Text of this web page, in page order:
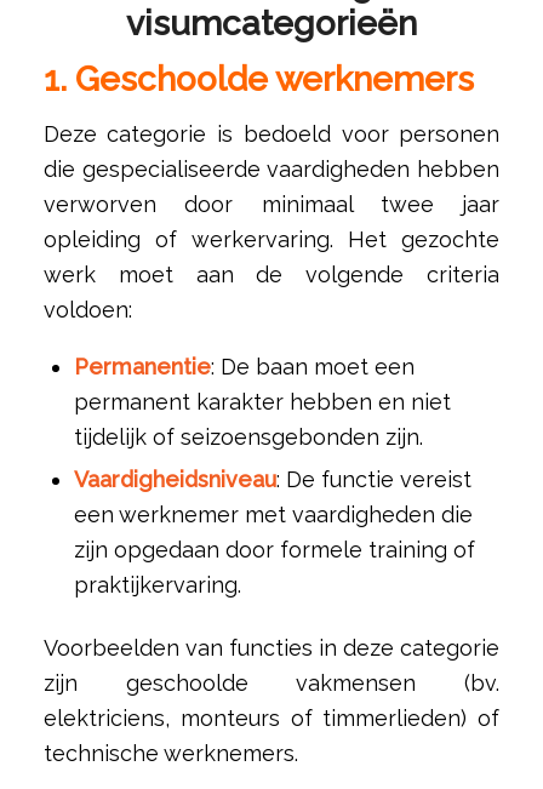
visumcategorieën
1. Geschoolde werknemers
Deze categorie is bedoeld voor personen
die gespecialiseerde vaardigheden hebben
verworven door minimaal twee jaar
opleiding of werkervaring. Het gezochte
werk moet aan de volgende criteria
voldoen:
Permanentie: De baan moet een
permanent karakter hebben en niet
tijdelijk of seizoensgebonden zijn.
Vaardigheidsniveau: De functie vereist
een werknemer met vaardigheden die
zijn opgedaan door formele training of
praktijkervaring.
Voorbeelden van functies in deze categorie
zijn geschoolde vakmensen (bv.
elektriciens, monteurs of timmerlieden) of
technische werknemers.